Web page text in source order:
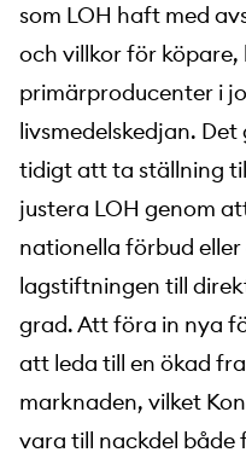
som LOH haft med
och villkor för
primärproducenter i
livsmedelskedjan.
tidigt att ta ställning
justera LOH genom
nationella förbud eller
lagstiftningen till
grad. Att föra in nya
att leda till en ökad
marknaden, vilket
vara till nackdel både